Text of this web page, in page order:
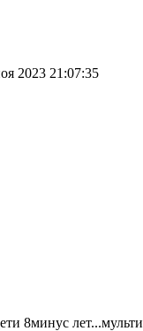
2023 21:07:35
8минус